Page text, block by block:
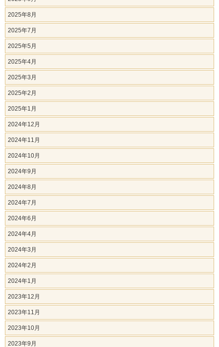
2025年8月
2025年7月
2025年5月
2025年4月
2025年3月
2025年2月
2025年1月
2024年12月
2024年11月
2024年10月
2024年9月
2024年8月
2024年7月
2024年6月
2024年4月
2024年3月
2024年2月
2024年1月
2023年12月
2023年11月
2023年10月
2023年9月